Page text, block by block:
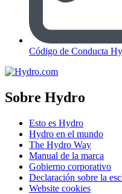
Código de Conducta
Sobre Hydro
Esto es Hydro
Hydro en el mundo
The Hydro Way
Manual de la marca
Gobierno corporativo
Declaración sobre la
Website cookies